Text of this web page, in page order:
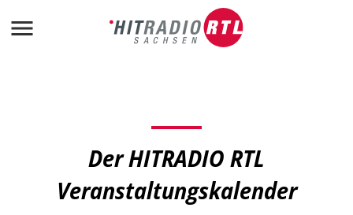
Der HITRADIO RTL
Veranstaltungskalender